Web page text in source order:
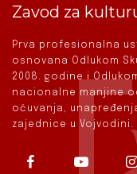
Zavod za
Prva profesionalna
osnovana Odlukom
2008. godine i
nacionalne manjine
očuvanja,
zajednice u Vojvodini.